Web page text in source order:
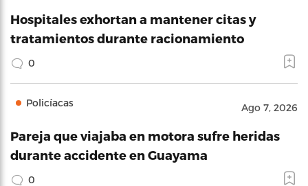
Hospitales exhortan a mantener citas y
tratamientos durante racionamiento
0
Policíacas Ago 7, 2026
Pareja que viajaba en motora sufre heridas
durante accidente en Guayama
0